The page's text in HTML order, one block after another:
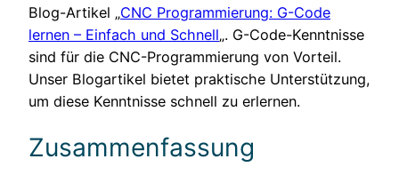
Blog-Artikel „CNC Programmierung: G-Code
lernen – Einfach und Schnell„. G-Code-Kenntnisse
sind für die CNC-Programmierung von Vorteil.
Unser Blogartikel bietet praktische Unterstützung,
um diese Kenntnisse schnell zu erlernen.
Zusammenfassung